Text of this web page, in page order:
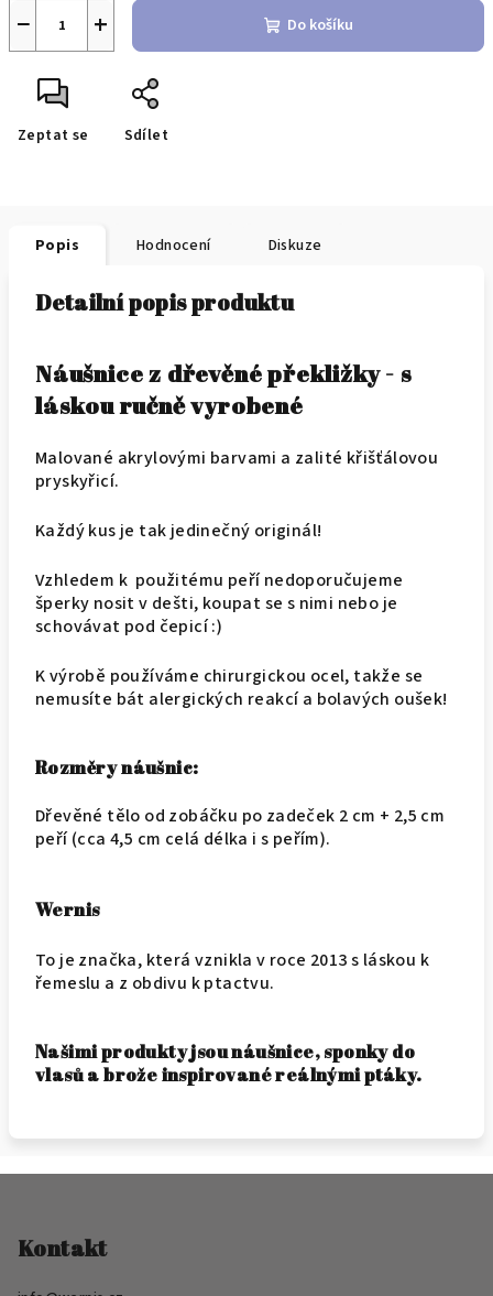
+
− Do košíku
Zeptat se Sdílet
Popis Hodnocení Diskuze
Detailní popis produktu
Náušnice z dřevěné překližky - s
láskou ručně vyrobené
Malované akrylovými barvami a zalité křišťálovou
pryskyřicí.
Každý kus je tak jedinečný originál!
Vzhledem k použitému peří nedoporučujeme
šperky nosit v dešti, koupat se s nimi nebo je
schovávat pod čepicí :)
K výrobě používáme chirurgickou ocel, takže se
nemusíte bát alergických reakcí a bolavých oušek!
Rozměry náušnic:
Dřevěné tělo od zobáčku po zadeček 2 cm + 2,5 cm
peří (cca 4,5 cm celá délka i s peřím).
Wernis
To je značka, která vznikla v roce 2013 s láskou k
řemeslu a z obdivu k ptactvu.
Našimi produkty jsou náušnice, sponky do
vlasů a brože inspirované reálnými ptáky.
Kontakt